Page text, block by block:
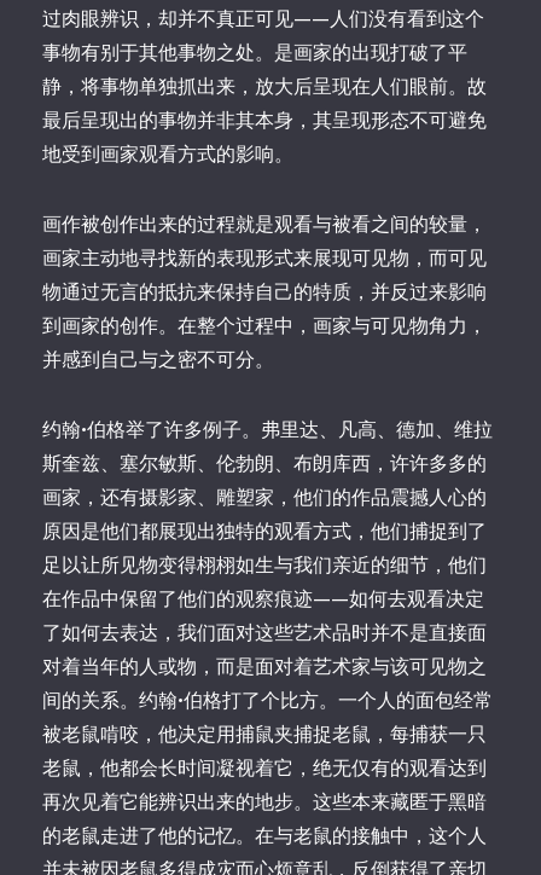
过肉眼辨识，却并不真正可见——人们没有看到这个
事物有别于其他事物之处。是画家的出现打破了平
静，将事物单独抓出来，放大后呈现在人们眼前。故
最后呈现出的事物并非其本身，其呈现形态不可避免
地受到画家观看方式的影响。
画作被创作出来的过程就是观看与被看之间的较量，
画家主动地寻找新的表现形式来展现可见物，而可见
物通过无言的抵抗来保持自己的特质，并反过来影响
到画家的创作。在整个过程中，画家与可见物角力，
并感到自己与之密不可分。
约翰•伯格举了许多例子。弗里达、凡高、德加、维拉
斯奎兹、塞尔敏斯、伦勃朗、布朗库西，许许多多的
画家，还有摄影家、雕塑家，他们的作品震撼人心的
原因是他们都展现出独特的观看方式，他们捕捉到了
足以让所见物变得栩栩如生与我们亲近的细节，他们
在作品中保留了他们的观察痕迹——如何去观看决定
了如何去表达，我们面对这些艺术品时并不是直接面
对着当年的人或物，而是面对着艺术家与该可见物之
间的关系。约翰•伯格打了个比方。一个人的面包经常
被老鼠啃咬，他决定用捕鼠夹捕捉老鼠，每捕获一只
老鼠，他都会长时间凝视着它，绝无仅有的观看达到
再次见着它能辨识出来的地步。这些本来藏匿于黑暗
的老鼠走进了他的记忆。在与老鼠的接触中，这个人
并未被因老鼠多得成灾而心烦意乱，反倒获得了亲切